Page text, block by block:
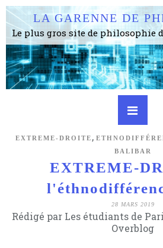
LA GARENNE DE
EXTREME-DROITE ,
BALIBAR
EXTREME-
28 MARS 2019
Rédigé par Les étudiants de
Overblog